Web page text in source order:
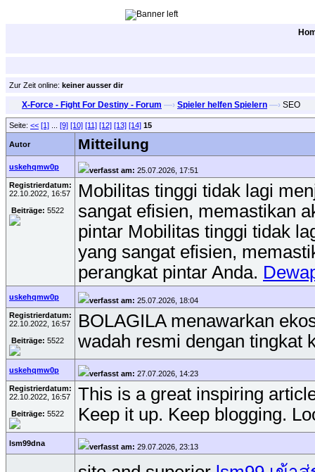
Zur Zeit online: keiner ausser dir
X-Force - Fight For Destiny - Forum —› Spieler helfen Spielern —› SEO
Seite: << [1] [9] [10] [11] [12] [13] [14] 15
Autor Mitteilung
uskehqmw0p verfasst am: 25.07.2026, 17:51
Registrierdatum:
22.10.2022, 16:57
Beiträge: 5522
Mobilitas tinggi tidak lagi
sangat efisien, memastikan
pintar Mobilitas tinggi tidak
yang sangat efisien,
perangkat pintar Anda.
uskehqmw0p verfasst am: 25.07.2026, 18:04
Registrierdatum:
22.10.2022, 16:57
Beiträge: 5522
BOLAGILA menawarkan
wadah resmi dengan tingkat
uskehqmw0p verfasst am: 27.07.2026, 14:23
Registrierdatum:
22.10.2022, 16:57
Beiträge: 5522
This is a great inspiring
Keep it up. Keep blogging.
lsm99dna verfasst am: 29.07.2026, 23:13